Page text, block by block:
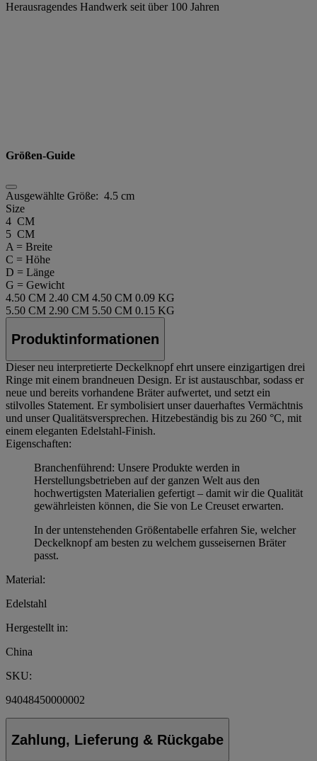
Herausragendes Handwerk seit über 100 Jahren
Größen-Guide
Ausgewählte Größe: 4.5 cm
Size
4 CM
5 CM
A = Breite
C = Höhe
D = Länge
G = Gewicht
4.50 CM 2.40 CM 4.50 CM 0.09 KG
5.50 CM 2.90 CM 5.50 CM 0.15 KG
Produktinformationen
Dieser neu interpretierte Deckelknopf ehrt unsere einzigartigen drei
Ringe mit einem brandneuen Design. Er ist austauschbar, sodass er
neue und bereits vorhandene Bräter aufwertet, und setzt ein
stilvolles Statement. Er symbolisiert unser dauerhaftes Vermächtnis
und unser Qualitätsversprechen. Hitzebeständig bis zu 260 °C, mit
einem eleganten Edelstahl-Finish.
Eigenschaften:
Branchenführend: Unsere Produkte werden in
Herstellungsbetrieben auf der ganzen Welt aus den
hochwertigsten Materialien gefertigt – damit wir die Qualität
gewährleisten können, die Sie von Le Creuset erwarten.
In der untenstehenden Größentabelle erfahren Sie, welcher
Deckelknopf am besten zu welchem gusseisernen Bräter
passt.
Material:
Edelstahl
Hergestellt in:
China
SKU:
94048450000002
Zahlung, Lieferung & Rückgabe